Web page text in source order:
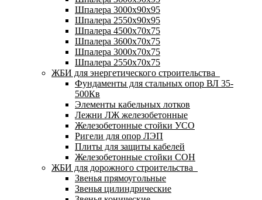
Шпалера 3000х90х95
Шпалера 2550х90х95
Шпалера 4500х70х75
Шпалера 3600х70х75
Шпалера 3000х70х75
Шпалера 2550х70х75
ЖБИ для энергетического строительства
Фундаменты для стальных опор ВЛ 35-
500Кв
Элементы кабельных лотков
Лежни ЛЖ железобетонные
Железобетонные стойки УСО
Ригели для опор ЛЭП
Плиты для защиты кабелей
Железобетонные стойки СОН
ЖБИ для дорожного строительства
Звенья прямоугольные
Звенья цилиндрические